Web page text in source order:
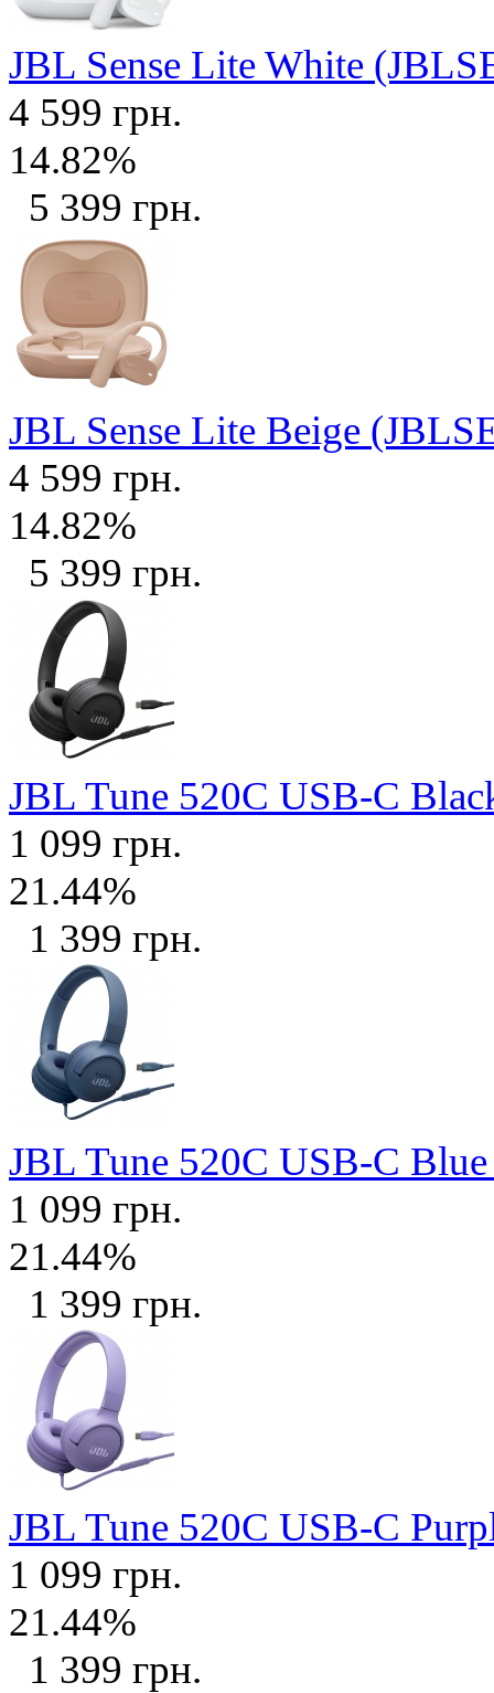
JBL Sense Lite White
4 599 грн.
14.82%
5 399 грн.
JBL Sense Lite Beige
4 599 грн.
14.82%
5 399 грн.
JBL Tune 520C USB-C
1 099 грн.
21.44%
1 399 грн.
JBL Tune 520C USB-C
1 099 грн.
21.44%
1 399 грн.
JBL Tune 520C USB-C
1 099 грн.
21.44%
1 399 грн.